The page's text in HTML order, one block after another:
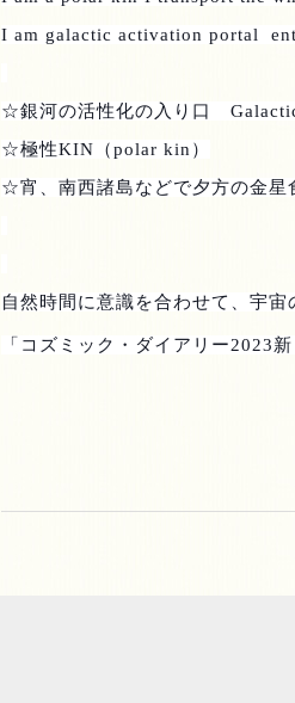
I am galactic activation portal
☆銀河の活性化の入り口
☆極性KIN （polar kin ）
☆宵、南西諸島などで夕方の金星
自然時間に意識を合わせて、宇
「コズミック・ダイアリー2023